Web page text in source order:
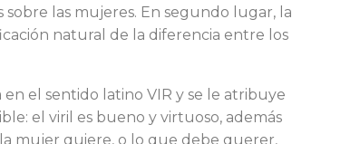
las mujeres. En segundo lugar, la
natu­ral de la diferencia entre los
el sentido latino VIR y se le atri­buye
el viril es bueno y virtuoso, además
mujer quiere, o lo que debe querer,